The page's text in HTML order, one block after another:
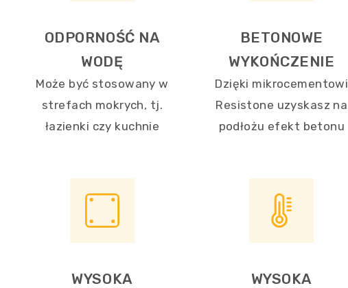
ODPORNOŚĆ NA
WODĘ
Może być stosowany w
strefach mokrych, tj.
łazienki czy kuchnie
BETONOWE
WYKOŃCZENIE
Dzięki mikrocementowi
Resistone uzyskasz na
podłożu efekt betonu
WYSOKA
WYSOKA